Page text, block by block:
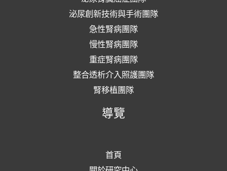
泌尿創新技術與手術團隊
急性腎病團隊
慢性腎病團隊
重症腎病團隊
整合透析介入照護團隊
腎移植團隊
導覽
首頁